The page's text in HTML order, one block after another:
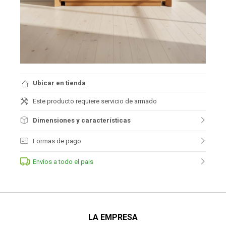
Ubicar en tienda
Este producto requiere servicio de armado
Dimensiones y características
Formas de pago
Envíos a todo el pais
LA EMPRESA